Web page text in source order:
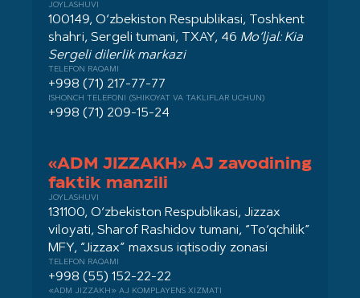
JOYLASHUVI
100149, O‘zbekiston Respublikasi, Toshkent
shahri, Sergeli tumani, TXAY, 46 Mo‘ljal: Kia
Sergeli dilerlik markazi
TELEFON RAQAMI
+998 (71) 217-77-77
ISHONCH TELEFONI (SHIKOYAT VA TAKLIFLAR UCHUN)
+998 (71) 209-15-24
«ADM JIZZAKH» AJ zavodining
faktik manzili
JOYLASHUVI
131100, O‘zbekiston Respublikasi, Jizzax
viloyati, Sharof Rashidov tumani, “To‘qchilik”
MFY, “Jizzax” maxsus iqtisodiy zonasi
TELEFON RAQAMI
+998 (55) 152-22-22
«ADM JIZZAKH» AJ KOMPLAYENS XIZMATI